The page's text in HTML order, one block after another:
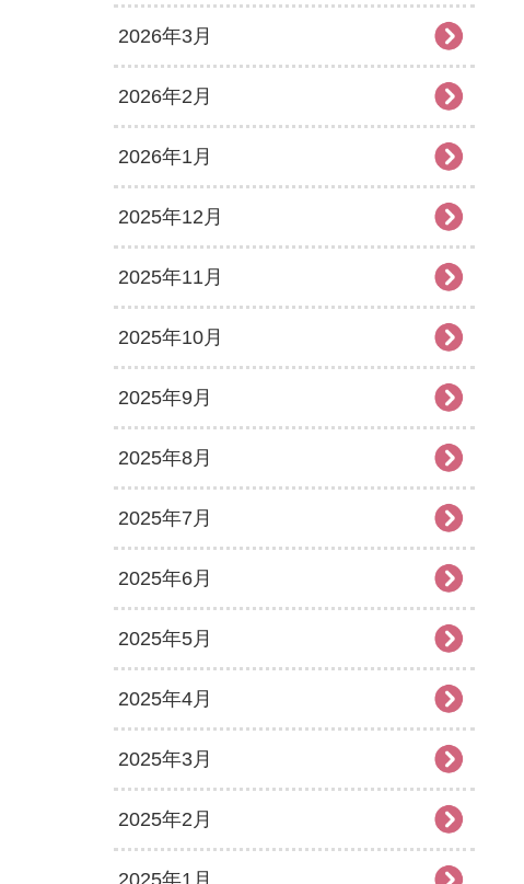
2026年3月
2026年2月
2026年1月
2025年12月
2025年11月
2025年10月
2025年9月
2025年8月
2025年7月
2025年6月
2025年5月
2025年4月
2025年3月
2025年2月